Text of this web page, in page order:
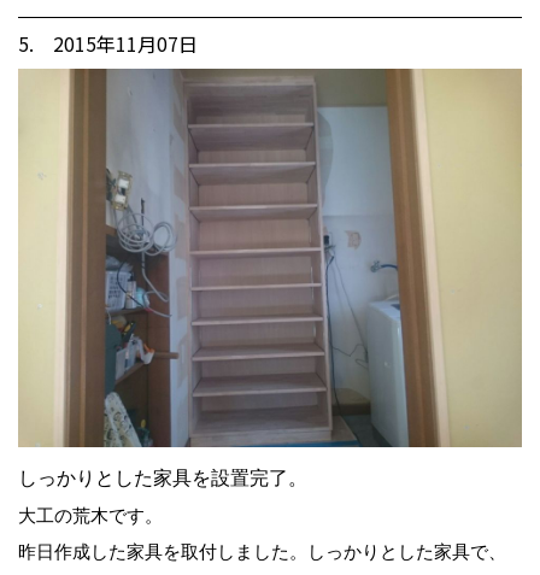
5. 2015年11月07日
しっかりとした家具を設置完了。
大工の荒木です。
昨日作成した家具を取付しました。しっかりとした家具で、